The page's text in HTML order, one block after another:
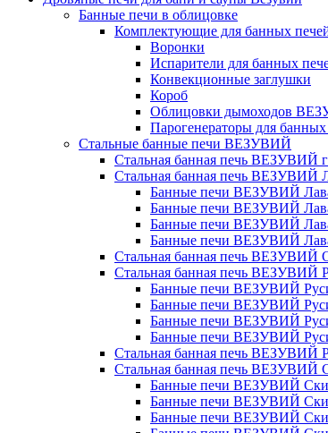
Банные печи в облицовке
Комплектующие для банных
Воронки
Испарители для банных
Конвекционные заглушки
Короб
Облицовки дымоходов
Парогенераторы для
Стальные банные печи ВЕЗУВИЙ
Стальная банная печь ВЕЗУВИЙ
Стальная банная печь ВЕЗУВИЙ
Банные печи ВЕЗУВИЙ
Банные печи ВЕЗУВИЙ
Банные печи ВЕЗУВИЙ
Банные печи ВЕЗУВИЙ
Стальная банная печь ВЕЗУВИЙ
Стальная банная печь ВЕЗУВИЙ
Банные печи ВЕЗУВИЙ
Банные печи ВЕЗУВИЙ
Банные печи ВЕЗУВИЙ
Банные печи ВЕЗУВИЙ
Стальная банная печь ВЕЗУВИЙ
Стальная банная печь ВЕЗУВИЙ
Банные печи ВЕЗУВИЙ
Банные печи ВЕЗУВИЙ
Банные печи ВЕЗУВИЙ